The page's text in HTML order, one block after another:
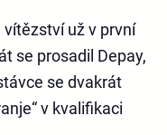
už v první
se prosadil Depay,
se dvakrát
v kvalifikaci